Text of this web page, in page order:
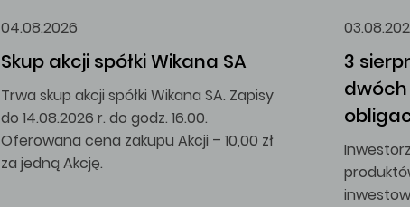
04.08.2026
Skup akcji spółki Wikana SA
Trwa skup akcji spółki Wikana SA. Zapisy
do 14.08.2026 r. do godz. 16.00.
Oferowana cena zakupu Akcji – 10,00 zł
za jedną Akcję.
3
dwóch